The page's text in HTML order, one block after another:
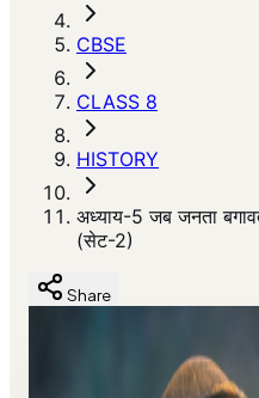
CBSE
CLASS 8
HISTORY
अध्याय-5 जब जनता
(सेट-2)
Share